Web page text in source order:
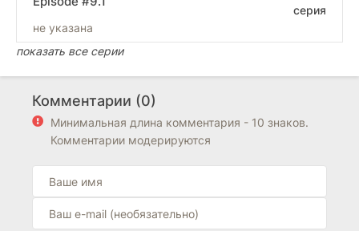
серия
не указана
показать все серии
Комментарии (0)
Минимальная длина комментария - 10 знаков.
Комментарии модерируются